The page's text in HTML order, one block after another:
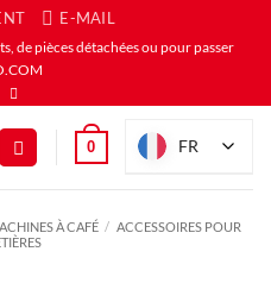
E-MAIL
de pièces détachées ou pour passer
0 FR
À CAFÉ / ACCESSOIRES POUR